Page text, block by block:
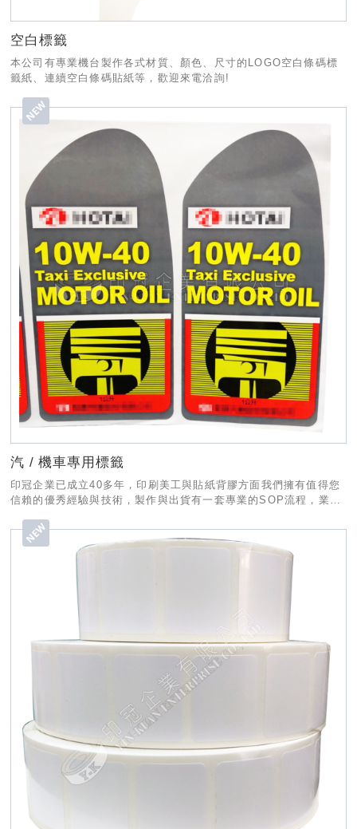
空白標籤
本公司有專業機台製作各式材質、顏色、尺寸的LOGO空白條碼標
籤紙、連續空白條碼貼紙等，歡迎來電洽詢!
汽 / 機車專用標籤
印冠企業已成立40多年，印刷美工與貼紙背膠方面我們擁有值得您
信賴的優秀經驗與技術，製作與出貨有一套專業的SOP流程，業務